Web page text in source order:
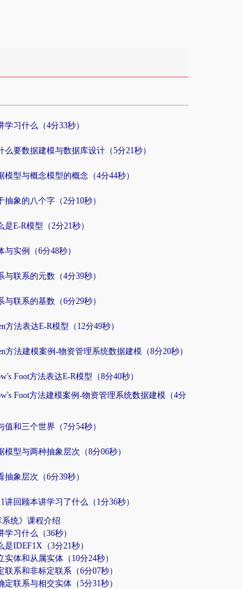
学习什么（4分33秒）
么要数据建模与数据库设计（5分21秒）
模型与概念模型的概念（4分44秒）
抽象的八个字（2分10秒）
是E-R模型（2分21秒）
与实例（6分48秒）
与联系的元数（4分39秒）
与联系的基数（6分29秒）
方法表达E-R模型（12分49秒）
方法建模案例-物资管理系统数据建模（8分20秒）
Foot方法表达E-R模型（8分40秒）
Foot方法建模案例-物资管理系统数据建模（4分
值和三个世界（7分54秒）
模型与两种抽象层次（8分06秒）
抽象层次（6分39秒）
讲回顾本讲学习了什么（1分36秒）
系统》课程介绍
学习什么（36秒）
是IDEF1X（3分21秒）
实体和从属实体（10分24秒）
联系和非标定联系（6分07秒）
定联系与相交实体（5分31秒）